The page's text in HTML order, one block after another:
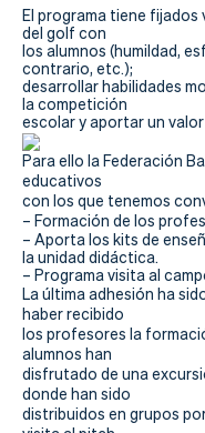
El programa tiene
del golf con
los alumnos (humildad,
contrario, etc.);
desarrollar habilidades
la competición
escolar y aportar un
Para ello la Federación
educativos
con los que tenemos
– Formación de los
– Aporta los kits de
la unidad didáctica.
– Programa visita al
La última adhesión ha
haber recibido
los profesores la
alumnos han
disfrutado de una
donde han sido
distribuidos en grupos